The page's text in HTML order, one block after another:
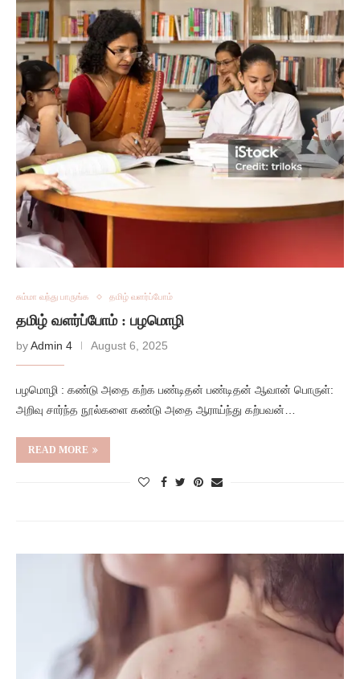
சும்மா வந்து பாருங்க தமிழ் வளர்ப்போம்
தமிழ் வளர்ப்போம் : பழமொழி
byAdmin 4 August 6, 2025
பழமொழி : கண்டு அதை கற்க பண்டிதன் பண்டிதன் ஆவான் பொருள்:
அறிவு சார்ந்த நூல்களை கண்டு அதை ஆராய்ந்து கற்பவன்…
READ MORE